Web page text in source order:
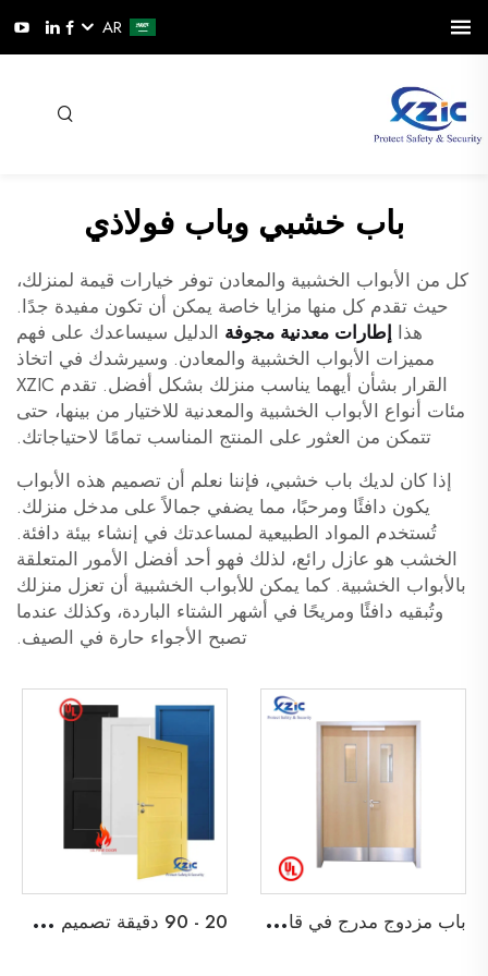
AR
باب خشبي وباب فولاذي
كل من الأبواب الخشبية والمعادن توفر خيارات قيمة لمنزلك،
حيث تقدم كل منها مزايا خاصة يمكن أن تكون مفيدة جدًا.
هذا إطارات معدنية مجوفة الدليل سيساعدك على فهم
مميزات الأبواب الخشبية والمعادن. وسيرشدك في اتخاذ
القرار بشأن أيهما يناسب منزلك بشكل أفضل. تقدم XZIC
مئات أنواع الأبواب الخشبية والمعدنية للاختيار من بينها، حتى
تتمكن من العثور على المنتج المناسب تمامًا لاحتياجاتك.
إذا كان لديك باب خشبي، فإننا نعلم أن تصميم هذه الأبواب
يكون دافئًا ومرحبًا، مما يضفي جمالاً على مدخل منزلك.
تُستخدم المواد الطبيعية لمساعدتك في إنشاء بيئة دافئة.
الخشب هو عازل رائع، لذلك فهو أحد أفضل الأمور المتعلقة
بالأبواب الخشبية. كما يمكن للأبواب الخشبية أن تعزل منزلك
وتُبقيه دافئًا ومريحًا في أشهر الشتاء الباردة، وكذلك عندما
تصبح الأجواء حارة في الصيف.
ب
اب مزدوج مدرج في قائمة UL مقاوم للحريق لمدة 45 دقيقة لباب خروج خشبي لمدرسة، شقة، فندق، أو مبنى مكتبي 2
0 - 90 دقيقة تصميم شاكر ثنائي الأبواب الخشبية المقاومة للحريق باب خشبي مقاوم للحريق مع إطار قابل للتفكيك وابواب داخلية من نوع Barn